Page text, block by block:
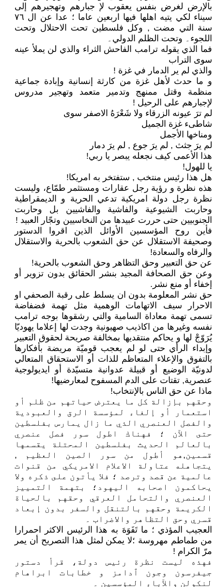
بالإرض لغرض بنفس يعقوب لإ جبارهم وتهجيرهم إلى
سيناء لكي يتيه اهلها فيها اربعين عاما ؛ عدا عن ال ٧٦
سنة التي مضت , وكل فلسطين تحت الاحتلال وتحت
اللجوء۔ وتحت الظلم الدولي۔
فما الذي يقوله ترامب الفاحش الثراء والذي لن يملأ عينه
سوى التراب
والذي لم ير الدمار في غزة !
و ما حدث لأهل غزة من كارثة إنسانية وإبادة جماعية
منظمة وقتل ممنهج وتدمير متعمد وتهجير مدروس
لإجبارهم على الرحيل !
لم ترَ عيونه الزرقاء ولا شَعْرَهُ الاصفر سوى
شاطىء غزة الجميل
ومناخها الأجمل
لم يرَ جثث , لم يرَ جوع , لم يرَ دمار
هذا الأعمى كيف نجعله يبصر يا ربي!
يا للهول!
هل هذا رئيس منتخب , ستفتخر به امريكا!
هذه نظرة و رؤية رجل عقارات ومستثمر طمّاع، وليست
نظرة رجل دولة امريكية تدعي الحرية و الديمقراطية
وحاربت الشيوعية والفاشية والفاشيين بل وحاربت
الجنوبيين حتى حررت عبيدها من النخاسيين وتجّار العبيد !
فأين روح المؤسسين الأوائل الذين اقروا الدستور
وصحيفة الاستقلال عن حق الشعوب بالحرية والاستقلال
والرفاه والسعادة!
عن حق التعبير وحق التظاهر وحق الشعوب بالحرية!
وعن حق الصحافة المجيد بنشر الحقائق بدون تزوير أو
إخفاء أو منع نشر.
حق نشر المعلومة بدون ان يسلط على رقبة الصحفي او
الاحرار سيف الاتهامات الوهمية مثل تهمة فضفاضة
تسمى تهمة معاداة السامية والتي رشقوها بوجه ترامب
نفسه وغيرها من اكاذيب صهيونية وجدت لها إعلاما يهوديّا
يُرَوّجْ لها و يحاكم منتقديها بمخالفة صريحة لحقوق التعبير
وإبداء الرأي حتى لو لم يعجب قوميّة مريضة بأفكارها
بالتفوق والإعلاء المتعاظم للذات أو الاستحقاق المتعالي
لدونيّة الوضيع أو قبيلة عدوانية متسيّدة أو ايديولوجية
عنصرية, تقتات على الدم المسفوح لمعارضيها!
ماذا عن حق الناس بالإنتخاب!
وحقهم بإزالة كل ما يعترض حياتهم من ظلم أو
استعمار أو إلغاء لمؤسسة الرق والعبودية
والفصل العنصري الذي ما زال يمارس بفلسطين
حتى الآن ؛ فهناك اطول سور فصل عنصري
بالعالم الحديث بفلسطين المحتلة يقسمها
قسمين,هو أطول من سور الصين العظيم ,
يتجاهله عتاولة الاعلام الامريكي من قنوات
عالمية عن قصد وترصد ؛ فلا يأتون على ذكره ولا
يحاكمون اصحابه اليهود؛ بتهمة التمييز
العنصري والتحامل العرقي وحقهم بالحياة
الكريمة وحقهم بالتنقل والسفر بدون إبعاد
قسري وحق التظاهر والاضراب ۔
العجيب المؤذي ؛ ما تَفَوَهَ به هذا الرئيس الاكثر احمرارا
من طماطم مهروسة ؛لا يمكن لمثل هذا التصريح أن يمر
مرّ الكرام !
فهذه ليست نظرة رئيس دولة، قرأ دستور
جيفرسون وجون ٱدامز و خطابات ابراهام
لنكولن والآباء المؤسسين ۔